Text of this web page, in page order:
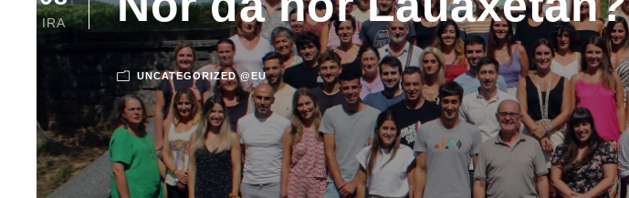
IRA
UNCATEGORIZED @EU